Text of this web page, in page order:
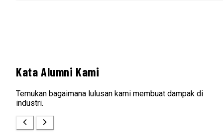
Kata Alumni Kami
Temukan bagaimana lulusan kami membuat dampak di
industri.